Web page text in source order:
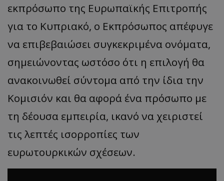
εκπρόσωπο της Ευρωπαϊκής Επιτροπής
για το Κυπριακό, ο Εκπρόσωπος απέφυγε
να επιβεβαιώσει συγκεκριμένα ονόματα,
σημειώνοντας ωστόσο ότι η επιλογή θα
ανακοινωθεί σύντομα από την ίδια την
Κομισιόν και θα αφορά ένα πρόσωπο με
τη δέουσα εμπειρία, ικανό να χειριστεί
τις λεπτές ισορροπίες των
ευρωτουρκικών σχέσεων.